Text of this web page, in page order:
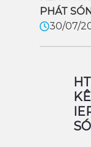
PHÁT
30/07/